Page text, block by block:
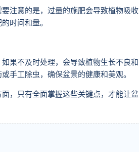
注意的是，过量的施肥会导致植物吸收
时间和量。
果不及时处理，会导致植物生长不良和
手工除虫，确保盆景的健康和美观。
，只有全面掌握这些关键点，才能让盆